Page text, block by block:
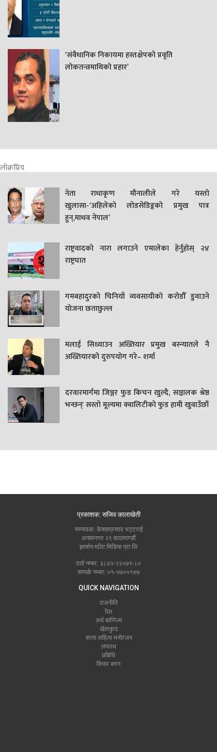
‘संवैधानिक निकायमा हस्तक्षेपको प्रवृति
लोकतन्त्रमाथिको प्रहार’
लोक्रप्रिय
नेता राधाकृण मौनालीले गरे यस्तो
खुलासा-‘अहिलेको लोडसेडिङ्गको प्रमुख पात्र
हुन्,माधव नेपाल’
राष्ट्रवादको नारा लगाउने एमालेका हेर्नुहोस् २४
राष्ट्रघात
गमबहादुरकाे चिनियाँ व्यवसायीको करोडौँ डुवाउने
याेजना छताछुल्ल
मलाई सिध्याउन अख्तियार प्रमुख बस्न्यातले नै
अख्तियारको दुरुपयोग गरे– शर्मा
दरवारमार्गमा जिञ्जर फुड किचन खुल्दै, सञ्चालक श्रेष्ठ
भन्छन्ः सस्तो मूल्यमा क्वालिटीको फुड हामी खुवाउँछौं
प्रकाशक: सजिव कालाखेती
सम्पादकः केशवप्रसाद भट्टराई
अनामनगर २९ काठमाण्डौं
इमर्शन मल्टि मिडिया प्रा लि
दर्ता नम्बर: ३८४२-२२०७९-८०
सम्पर्क नम्बर: ०१-५७०५१४७
QUICK NAVIGATION
राजनीति
देश
अर्थ बाणिज्य
खेलकुद
कला सहित्य मनोरंजन
अपराध
प्रबिधि
विचार ब्लग